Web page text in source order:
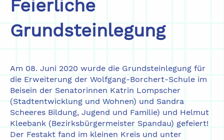
Feierliche
Grundsteinlegung
Am 08. Juni 2020 wurde die Grundsteinlegung für
die Erweiterung der Wolfgang-Borchert-Schule im
Beisein der Senatorinnen Katrin Lompscher
(Stadtentwicklung und Wohnen) und Sandra
Scheeres Bildung, Jugend und Familie) und Helmut
Kleebank (Bezirksbürgermeister Spandau) gefeiert!
Der Festakt fand im kleinen Kreis und unter